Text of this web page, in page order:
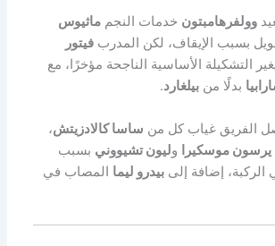
وولفرهامبتون خدمات النجمماثيوس
بسبب الإيقاف، لكن المدربفيتور
التشكيلة الأساسية الناجحة مؤخرًا، مع
بدلًا منبيلغارد.
الفريق غياب كل من ساسا كالادزيتش،
يرسون موسكيرا وليون تشيووني بسبب
الركبة، إضافة إلىبيدرو ليما المصاب في